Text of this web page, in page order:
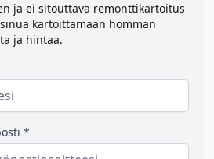
ja ei sitouttava remonttikartoitus
kartoittamaan homman
ja hintaa.
*